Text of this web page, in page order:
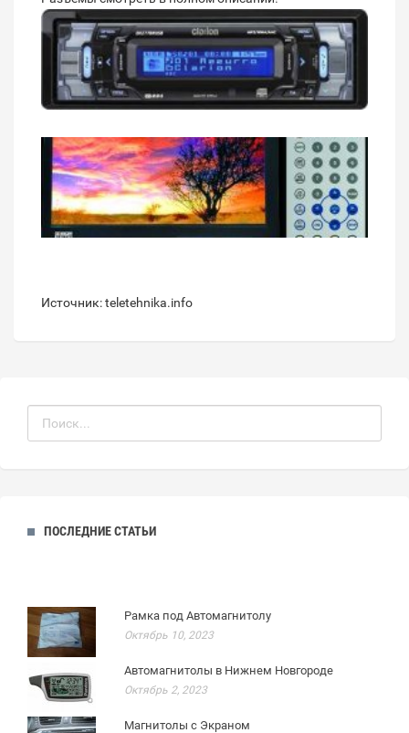
Источник: teletehnika.info
ПОСЛЕДНИЕ СТАТЬИ
Рамка под Автомагнитолу
Октябрь 10, 2023
Автомагнитолы в Нижнем Новгороде
Октябрь 2, 2023
Магнитолы с Экраном